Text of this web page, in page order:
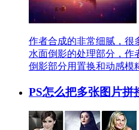
作者合成的非常细腻，很
水面倒影的处理部分，作
倒影部分用置换和动感模
PS怎么把多张图片拼